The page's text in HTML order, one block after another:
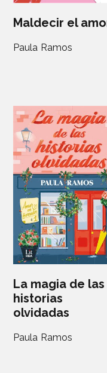
Maldecir el
Paula Ramos
La magia de las
historias
olvidadas
Paula Ramos